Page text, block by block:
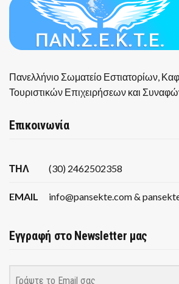
Πανελλήνιο Σωματείο Εστιατορίων,
Τουριστικών Επιχειρήσεων και
Επικοινωνία
ΤΗΛ (30) 2462502358
EMAIL info@pansekte.com &
Εγγραφή στο Newsletter μας